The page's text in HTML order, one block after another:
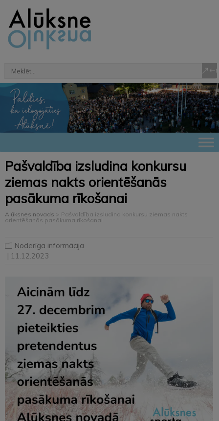
Pašvaldība izsludina konkursu
ziemas nakts orientēšanās
pasākuma rīkošanai
Alūksnes novads > Pašvaldība izsludina konkursu ziemas nakts
orientēšanās pasākuma rīkošanai
Noderīga informācija
| 11.12.2023